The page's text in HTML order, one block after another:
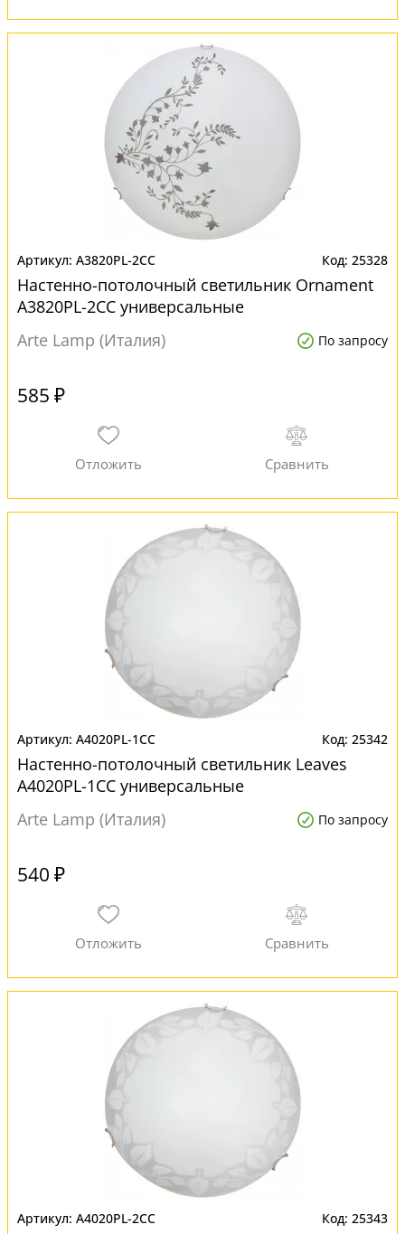
A3820PL-2CC 25328
Настенно-потолочный светильник Ornament
A3820PL-2CC универсальные
Arte Lamp (Италия)
По запросу
585 ₽
A4020PL-1CC 25342
Настенно-потолочный светильник Leaves
A4020PL-1CC универсальные
Arte Lamp (Италия)
По запросу
540 ₽
A4020PL-2CC 25343